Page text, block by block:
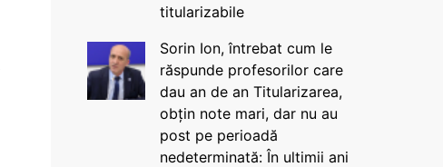
titularizabile
Sorin Ion, întrebat cum le
răspunde profesorilor care
dau an de an Titularizarea,
obțin note mari, dar nu au
post pe perioadă
nedeterminată: În ultimii ani